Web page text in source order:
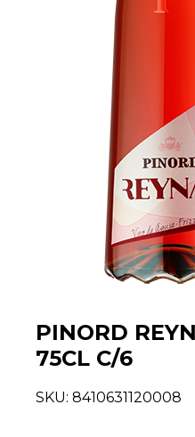
PINORD
75CL C/6
SKU: 8410631120008